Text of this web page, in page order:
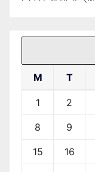
M T
1 2
8 9
15 16